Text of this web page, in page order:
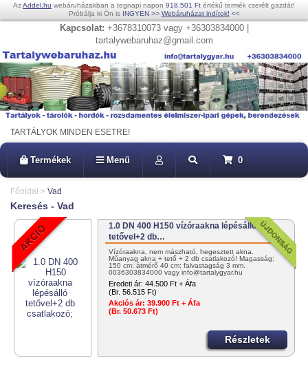
AzAddel.hu webáruházakban a tegnapi napon 918.501 Ft értékű termék cserélt gazdát!
Próbálja ki Ön is INGYEN >> Webáruházat indítok! <<
Kapcsolat: +3678310073 vagy +36303834000 |
tartalywebaruhaz@gmail.com
TARTÁLYOK MINDEN ESETRE!
Termékek Menü 0
Főoldal > Vad
Keresés - Vad
1.0 DN 400 H150 vízóraakna lépésálló
tetővel+2 db…
Vízóraakna, nem mászható, hegesztett akna.
Műanyag akna + tető + 2 db csatlakozó! Magasság:
150 cm; átmérő 40 cm; falvastagság 3 mm.
0036303834000 vagy info@tartalygyar.hu
Eredeti ár: 44.500 Ft + Áfa
(Br. 56.515 Ft)
Akciós ár: 39.900 Ft + Áfa
(Br. 50.673 Ft)
Részletek